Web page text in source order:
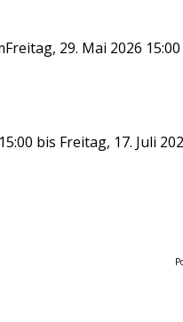
Freitag, 29. Mai 2026 15:00
15:00 bis Freitag, 17. Juli